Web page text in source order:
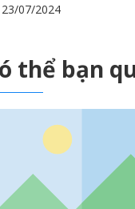
23/07/2024
thể bạn